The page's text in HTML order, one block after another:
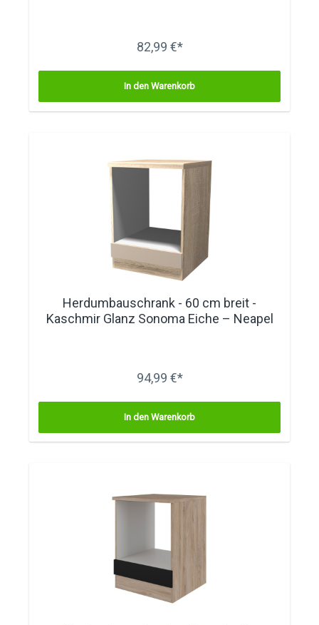
82,99 €*
In den Warenkorb
Herdumbauschrank - 60 cm breit -
Kaschmir Glanz Sonoma Eiche – Neapel
94,99 €*
In den Warenkorb